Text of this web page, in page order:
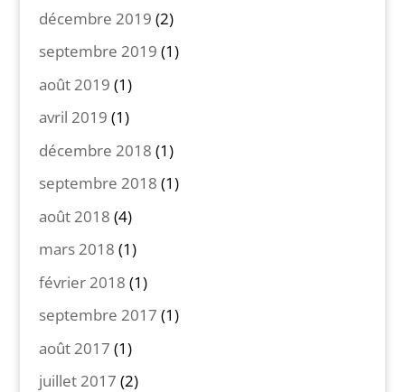
décembre 2019 (2)
septembre 2019 (1)
août 2019 (1)
avril 2019 (1)
décembre 2018 (1)
septembre 2018 (1)
août 2018 (4)
mars 2018 (1)
février 2018 (1)
septembre 2017 (1)
août 2017 (1)
juillet 2017 (2)